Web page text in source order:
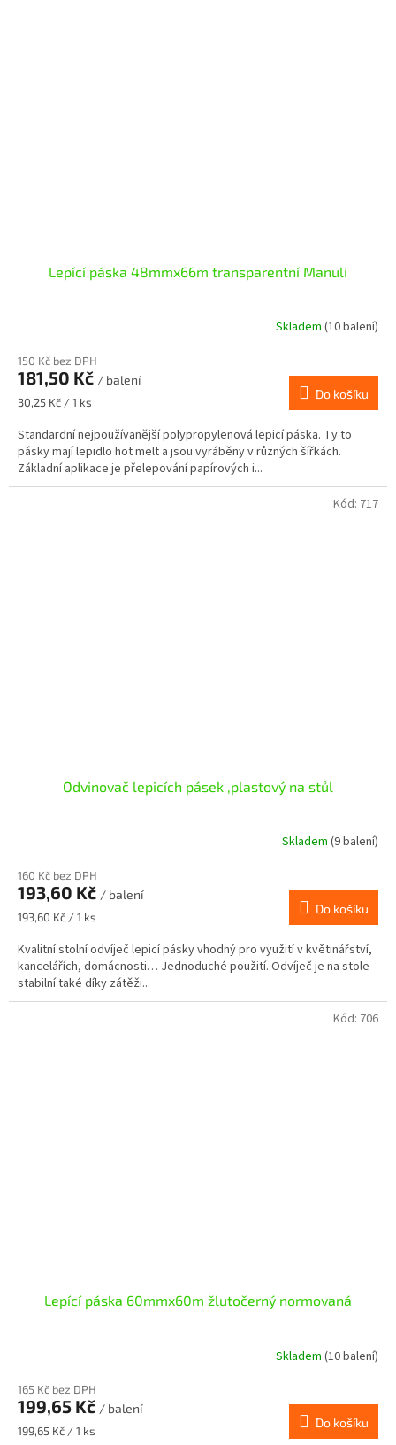
Lepící páska 48mmx66m transparentní Manuli
Skladem (10 balení)
150 Kč bez DPH
181,50 Kč / balení
Měrná
30,25 Kč / 1 ks
Do košíku
Standardní nejpoužívanější polypropylenová lepicí páska. Ty to
pásky mají lepidlo hot melt a jsou vyráběny v různých šířkách.
Základní aplikace je přelepování papírových i...
Odvinovač lepicích pásek ,plastový na stůl
Skladem (9 balení)
160 Kč bez DPH
193,60 Kč / balení
Měrná
193,60 Kč / 1 ks
Do košíku
Kvalitní stolní odvíječ lepicí pásky vhodný pro využití v květinářství,
kancelářích, domácnosti… Jednoduché použití. Odvíječ je na stole
stabilní také díky zátěži...
Kód: 717
Lepící páska 60mmx60m žlutočerný normovaná
Skladem (10 balení)
165 Kč bez DPH
199,65 Kč / balení
Měrná
199,65 Kč / 1 ks
Do košíku
Kód: 706